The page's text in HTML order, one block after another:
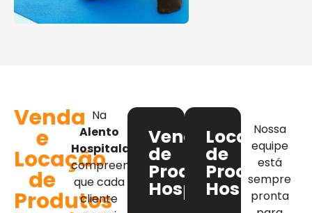
Venda
e
Locação
de
Produtos
Na
Alento
Hospitalar
compreendemos
que cada
cliente
Venda
de
Produtos
Hospitalares
Locação
de
Produtos
Nossa
equipe
está
sempre
pronta